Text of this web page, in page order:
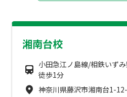
成績アップをかなえる！森塾メ
森塾の授業料について
子と親のお悩み別！なぜ？ど
塾の選び方
入塾までの流れ
無料体験授業について
お電話は
湘南台校
小田急江ノ島線/相鉄いず
徒歩1分
神奈川県藤沢市湘南台1-